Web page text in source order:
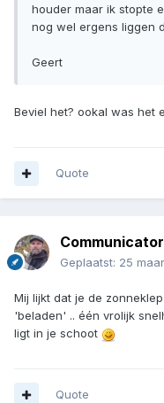
houder maar ik stopte
nog wel ergens liggen
Geert
Beviel het? ookal was het
Quote
Communicator
Geplaatst: 25
Mij lijkt dat je de
'beladen' .. één vrolijk
ligt in je schoot
Quote